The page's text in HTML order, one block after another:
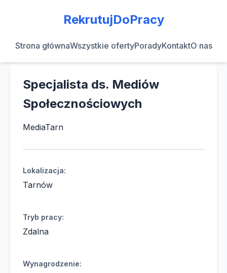
RekrutujDoPracy
Strona głównaWszystkie ofertyPoradyKontaktO nas
Specjalista ds. Mediów
Społecznościowych
MediaTarn
Lokalizacja:
Tarnów
Tryb pracy:
Zdalna
Wynagrodzenie: